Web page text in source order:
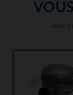
Add